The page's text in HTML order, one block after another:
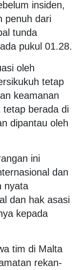
insiden,
penuh dari
tunda
pukul 01.28.
oleh
tetap
keamanan
tetap berada di
dipantau oleh
ini
dan
nyata
dan hak asasi
kepada
tim di Malta
rekan-